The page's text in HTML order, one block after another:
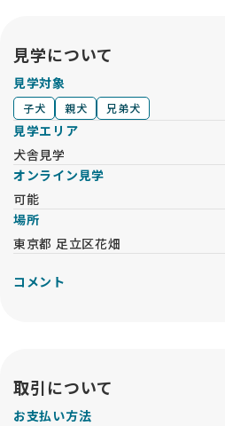
ただ可愛い子犬を売るのではなく、
真剣に考えてつないでくれるサービ
まで大切に考えたい方に、ぜひ知っ
す。心から感謝しています🙏
見学について
見学対象
子犬 親犬 兄弟犬
見学エリア
犬舎見学
オンライン見学
可能
場所
東京都 足立区花畑
コメント
取引について
お支払い方法